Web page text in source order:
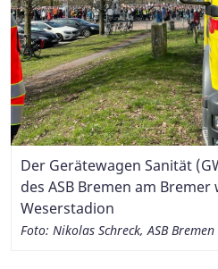
Der Gerätewagen Sanität
des ASB Bremen am
Weserstadion
Foto: Nikolas Schreck, ASB Bremen
Einsatzkräfte des Malteser
Bremen am Bremer
Foto: Nikolas Schreck, ASB Bremen
Begleitung des
Bremer Osterdeich durch die
Bremen
Foto: Nikolas Schreck, ASB Bremen